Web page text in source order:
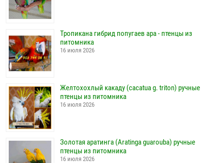
Тропикана гибрид попугаев ара - птенцы из
питомника
16 июля 2026
Желтохохлый какаду (cacatua g. triton) ручные
птенцы из питомника
16 июля 2026
Золотая аратинга (Aratinga guarouba) ручные
птенцы из питомника
16 июля 2026